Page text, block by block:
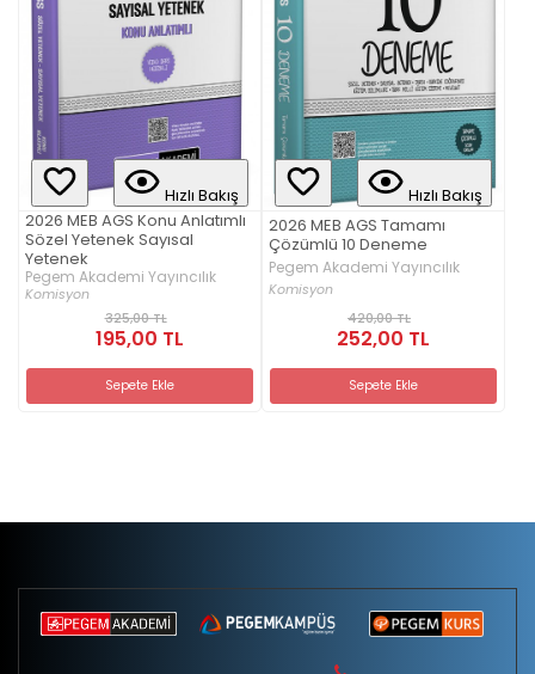
Hızlı Bakış
2026 MEB AGS Konu Anlatımlı
Sözel Yetenek Sayısal
Yetenek
Pegem Akademi Yayıncılık
Komisyon
325,00 TL
195,00 TL
Sepete Ekle
Hızlı Bakış
2026 MEB AGS Tamamı
Çözümlü 10 Deneme
Pegem Akademi Yayıncılık
Komisyon
420,00 TL
252,00 TL
Sepete Ekle